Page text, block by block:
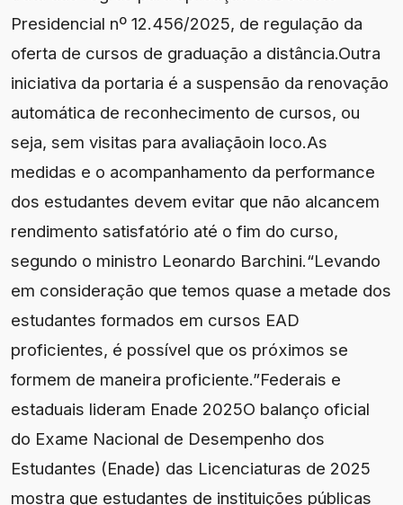
Presidencial nº 12.456/2025, de regulação da
oferta de cursos de graduação a distância.Outra
iniciativa da portaria é a suspensão da renovação
automática de reconhecimento de cursos, ou
seja, sem visitas para avaliaçãoin loco.As
medidas e o acompanhamento da performance
dos estudantes devem evitar que não alcancem
rendimento satisfatório até o fim do curso,
segundo o ministro Leonardo Barchini.“Levando
em consideração que temos quase a metade dos
estudantes formados em cursos EAD
proficientes, é possível que os próximos se
formem de maneira proficiente.”Federais e
estaduais lideram Enade 2025O balanço oficial
do Exame Nacional de Desempenho dos
Estudantes (Enade) das Licenciaturas de 2025
mostra que estudantes de instituições públicas